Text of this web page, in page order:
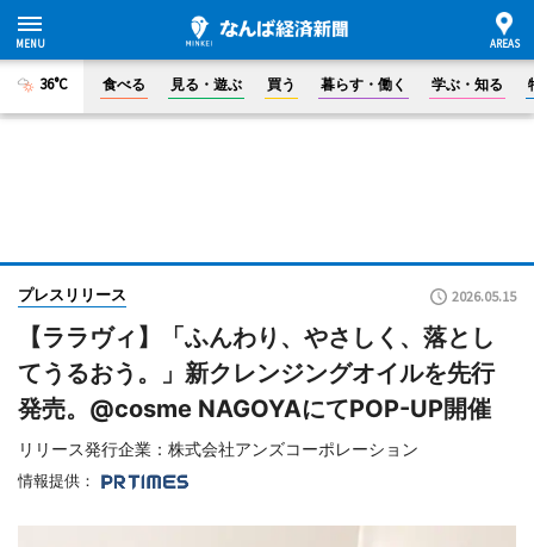
36°C 食べる 見る・遊ぶ 買う 暮らす・働く 学ぶ・知る
プレスリリース 2026.05.15
【ララヴィ】「ふんわり、やさしく、落とし
てうるおう。」新クレンジングオイルを先行
発売。@cosme NAGOYAにてPOP-UP開催
リリース発行企業：株式会社アンズコーポレーション
情報提供：